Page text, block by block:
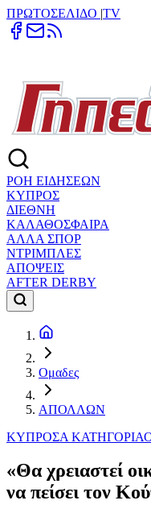
ΠΡΩΤΟΣΕΛΙΔΟ |TV
ΡΟΗ ΕΙΔΗΣΕΩΝ
ΚΥΠΡΟΣ
ΔΙΕΘΝΗ
ΚΑΛΑΘΟΣΦΑΙΡΑ
ΑΛΛΑ ΣΠΟΡ
ΝΤΡΙΜΠΛΕΣ
ΑΠΟΨΕΙΣ
AFTER DERBY
Ομαδες
ΑΠΟΛΛΩΝ
ΚΥΠΡΟΣΑ ΚΑΤΗΓΟΡΙΑ
«Θα χρειαστεί
να πείσει τον